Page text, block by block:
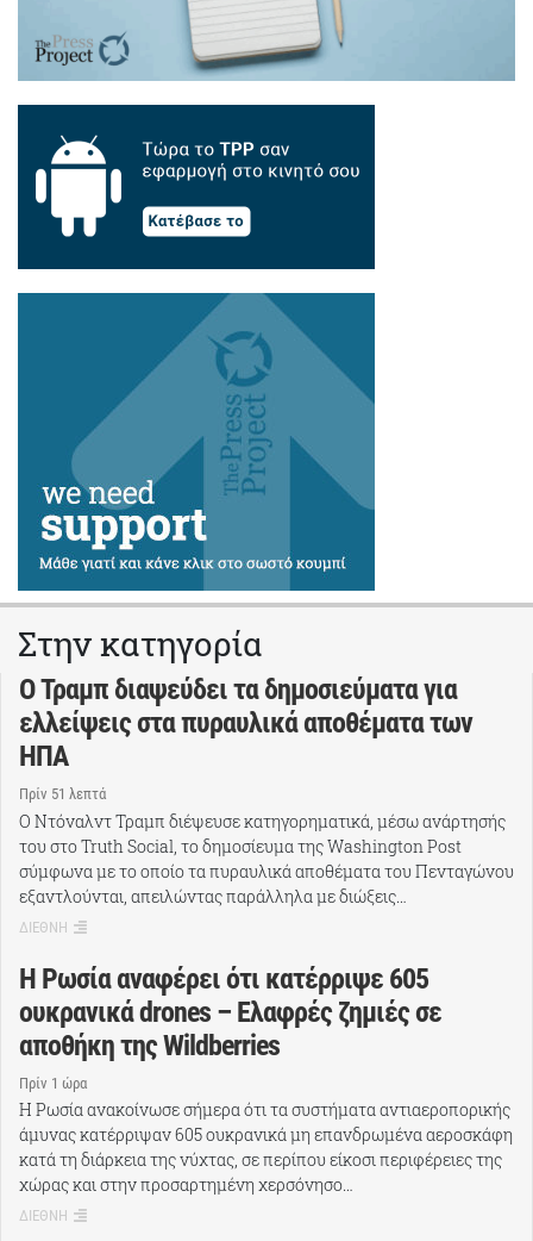
Στην κατηγορία
Ο Τραμπ διαψεύδει τα δημοσιεύματα για
ελλείψεις στα πυραυλικά αποθέματα των
ΗΠΑ
Πρίν 51 λεπτά
Ο Ντόναλντ Τραμπ διέψευσε κατηγορηματικά, μέσω ανάρτησής
του στο Truth Social, το δημοσίευμα της Washington Post
σύμφωνα με το οποίο τα πυραυλικά αποθέματα του Πενταγώνου
εξαντλούνται, απειλώντας παράλληλα με διώξεις…
ΔΙΕΘΝΗ
Η Ρωσία αναφέρει ότι κατέρριψε 605
ουκρανικά drones – Ελαφρές ζημιές σε
αποθήκη της Wildberries
Πρίν 1 ώρα
Η Ρωσία ανακοίνωσε σήμερα ότι τα συστήματα αντιαεροπορικής
άμυνας κατέρριψαν 605 ουκρανικά μη επανδρωμένα αεροσκάφη
κατά τη διάρκεια της νύχτας, σε περίπου είκοσι περιφέρειες της
χώρας και στην προσαρτημένη χερσόνησο…
ΔΙΕΘΝΗ